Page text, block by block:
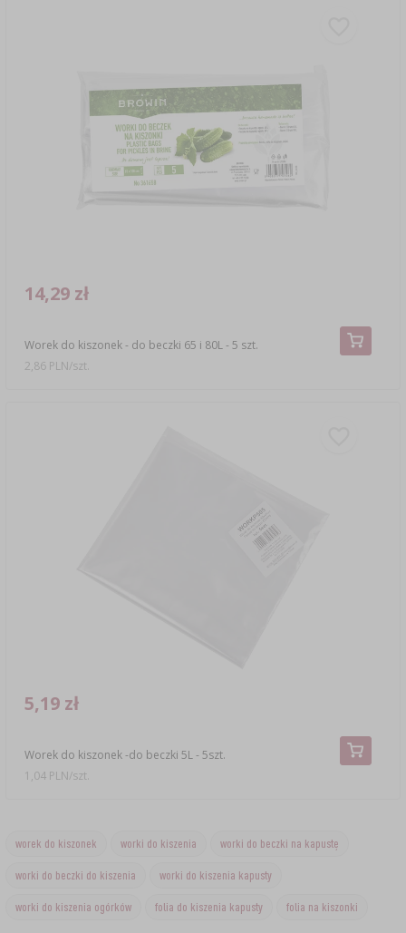
Worek do kiszonek - do beczki 65 i 80L - 5 szt.
14,29 zł
2,86 PLN/szt.
Worek do kiszonek -do beczki 5L - 5szt.
5,19 zł
1,04 PLN/szt.
worek do kiszonek worki do kiszenia worki do beczki na kapustę
worki do beczki do kiszenia worki do kiszenia kapusty
worki do kiszenia ogórków folia do kiszenia kapusty folia na kiszonki